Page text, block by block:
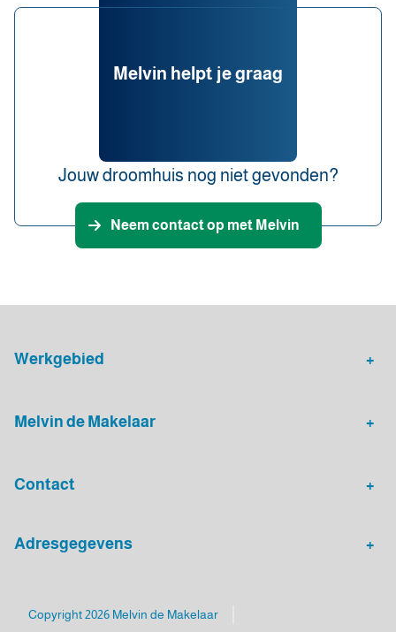
Melvin helpt je graag
Jouw droomhuis nog niet gevonden?
Neem contact op met Melvin
Werkgebied
Melvin de Makelaar
Contact
030 - 20 72 575
Mailadres
Adresgegevens
Luxemburgpromenade 4
Copyright 2026 Melvin de Makelaar